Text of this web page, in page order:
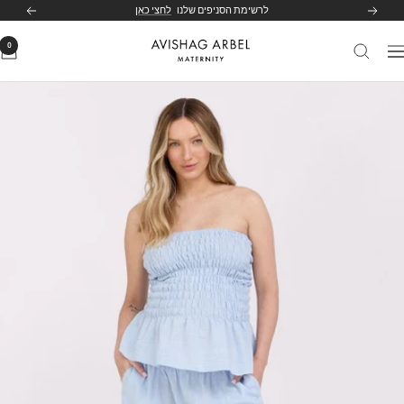
הקודם לרשימת הסניפים שלנו לחצי כאן הבא
ניווט
Avishag
0